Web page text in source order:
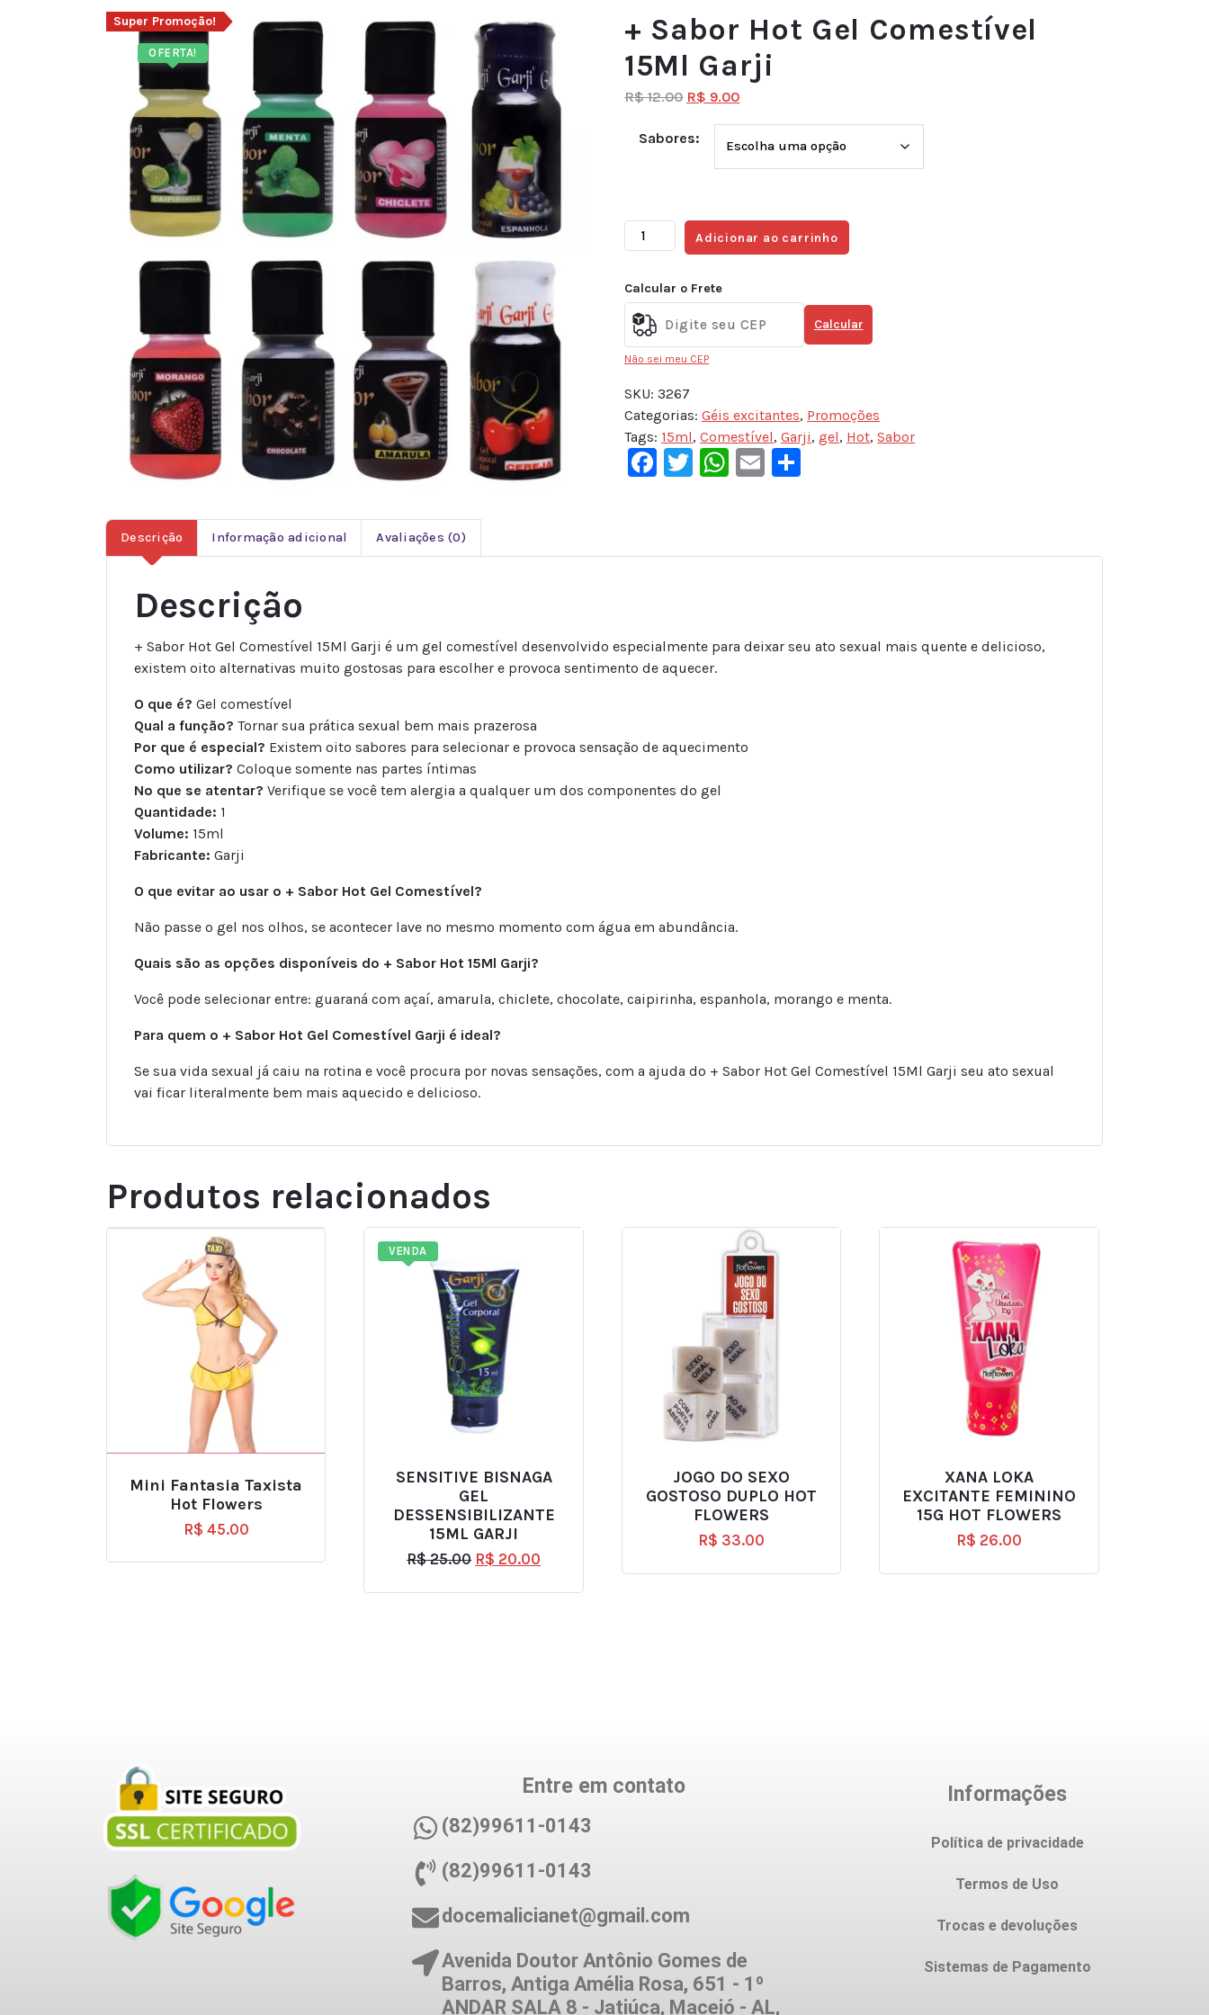
OFERTA!
Super Promoção!
+ Sabor Hot Gel Comestível
15Ml Garji
R$12.00 R$ 9.00
Sabores:
Adicionar ao carrinho
Calcular o Frete
Calcular
Não sei meu CEP
SKU:3267
Categorias:Géis excitantes, Promoções
Tags: 15ml,Comestível,Garji,gel, Hot,Sabor
Facebook
Twitter
WhatsApp
Email
Descrição Informação adicional Avaliações (0)
Descrição
+ Sabor Hot Gel Comestível 15Ml Garji é um gel comestível desenvolvido especialmente para deixar seu ato sexual mais quente e delicioso,
existem oito alternativas muito gostosas para escolher e provoca sentimento de aquecer.
O que é? Gel comestível
Qual a função? Tornar sua prática sexual bem mais prazerosa
Por que é especial? Existem oito sabores para selecionar e provoca sensação de aquecimento
Como utilizar? Coloque somente nas partes íntimas
No que se atentar? Verifique se você tem alergia a qualquer um dos componentes do gel
Quantidade: 1
Volume: 15ml
Fabricante: Garji
O que evitar ao usar o + Sabor Hot Gel Comestível?
Não passe o gel nos olhos, se acontecer lave no mesmo momento com água em abundância.
Quais são as opções disponíveis do + Sabor Hot 15Ml Garji?
Você pode selecionar entre: guaraná com açaí, amarula, chiclete, chocolate, caipirinha, espanhola, morango e menta.
Para quem o + Sabor Hot Gel Comestível Garji é ideal?
Se sua vida sexual já caiu na rotina e você procura por novas sensações, com a ajuda do + Sabor Hot Gel Comestível 15Ml Garji seu ato sexual
vai ficar literalmente bem mais aquecido e delicioso.
Produtos relacionados
Mini Fantasia Taxista
Hot Flowers
R$ 45.00
VENDA
SENSITIVE BISNAGA
GEL
DESSENSIBILIZANTE
15ML GARJI
R$25.00 R$ 20.00
JOGO DO SEXO
GOSTOSO DUPLO HOT
FLOWERS
R$ 33.00
XANA LOKA
EXCITANTE FEMININO
15G HOT FLOWERS
R$ 26.00
Entre em contato
(82)99611-0143
(82)99611-0143
docemalicianet@gmail.com
Avenida Doutor Antônio Gomes de
Barros, Antiga Amélia Rosa, 651 - 1º
ANDAR SALA 8 - Jatiúca, Maceió - AL,
Informações
Política de privacidade
Termos de Uso
Trocas e devoluções
Sistemas de Pagamento